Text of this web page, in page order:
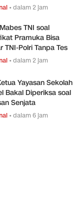
•dalam 2 jam
TNI soal
Pramuka Bisa
TNI-Polri Tanpa Tes
•dalam 2 jam
Yayasan Sekolah
Bakal Diperiksa soal
Senjata
•dalam 6 jam